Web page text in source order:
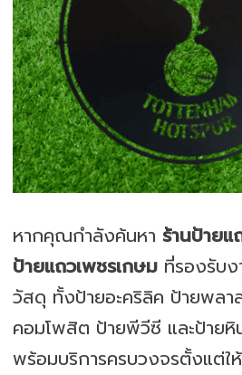
หากคุณกำลังค้นหา ร้านป้ายแ
ป้ายแถวเพชรเกษม ที่รองรับง
วัสดุ ทั้งป้ายอะคริลิค ป้ายพลา
คอมโพสิต ป้ายพีวีซี และป้าย
พร้อมบริการครบวงจรตั้งแต่ใ